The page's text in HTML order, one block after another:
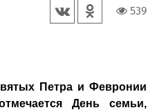
539
Петра и Февронии
День семьи,